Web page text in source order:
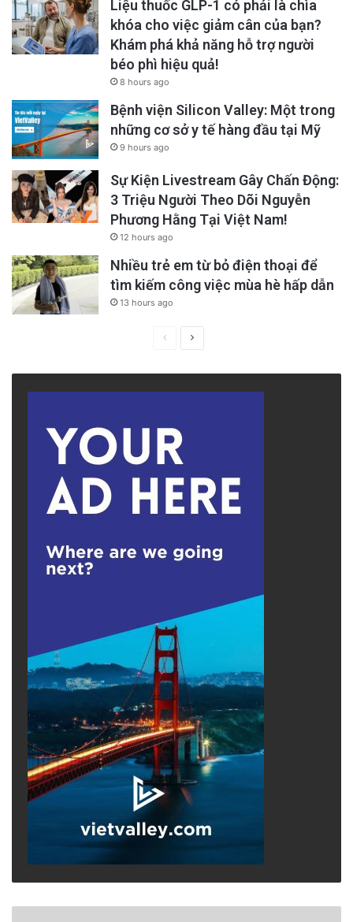
Liệu thuốc GLP-1 có phải là chìa
khóa cho việc giảm cân của bạn?
Khám phá khả năng hỗ trợ người
béo phì hiệu quả!
8 hours ago
Bệnh viện Silicon Valley: Một trong
những cơ sở y tế hàng đầu tại Mỹ
9 hours ago
Sự Kiện Livestream Gây Chấn Động:
3 Triệu Người Theo Dõi Nguyễn
Phương Hằng Tại Việt Nam!
12 hours ago
Nhiều trẻ em từ bỏ điện thoại để
tìm kiếm công việc mùa hè hấp dẫn
13 hours ago
PreviousNext